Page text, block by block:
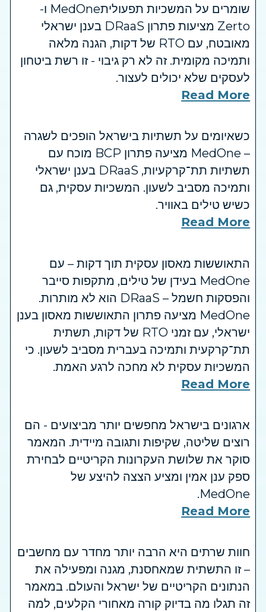
שומרים על המשכיות תפעוליתMedOne ו-
Zerto מציעות פתרון DRaaS בענן ישראלי
מאובטח, עם RTO של דקות, הגנה מלאה
ותמיכה מקומית. זה לא רק גיבוי - זו רשת ביטחון
לעסקים שלא יכולים לעצור.
Read More
כשאיומים על תשתיות בישראל הופכים לשגרה
– MedOne מציעה פתרון BCP מוכח עם
תשתיות תת־קרקעיות, DRaaS בענן ישראלי
ותמיכה מסביב לשעון. המשכיות עסקית, גם
כשיש טילים באוויר.
Read More
התאוששות מאסון עסקית תוך דקות – עם
MedOne בעידן של טילים, מתקפות סייבר
והפסקות חשמל – DRaaS הוא לא מותרות.
MedOne מציעה פתרון התאוששות מאסון בענן
ישראלי, עם זמני RTO של דקות, תשתית
תת־קרקעית ותמיכה בעברית מסביב לשעון. כי
המשכיות עסקית לא מחכה לרגע האמת.
Read More
ארגונים בישראל מחפשים יותר מביצועים - הם
רוצים שליטה, שקיפות ותגובה מיידית. המאמר
סוקר את שלושת העקרונות הקריטיים לבחירת
ספק ענן אמין ומציע הצצה להיצע של
MedOne.
Read More
חוות שרתים היא הרבה יותר מחדר עם מחשבים
– זו התשתית שמאחסנת, מגנה ומפעילה את
הנתונים הקריטיים של ישראל והעולם. במאמר
זה תגלו מה בדיוק קורה מאחורי הקלעים, למה